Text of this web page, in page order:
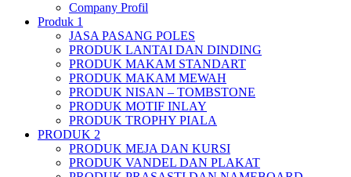
Company Profil
Produk 1
JASA PASANG POLES
PRODUK LANTAI DAN DINDING
PRODUK MAKAM STANDART
PRODUK MAKAM MEWAH
PRODUK NISAN – TOMBSTONE
PRODUK MOTIF INLAY
PRODUK TROPHY PIALA
PRODUK 2
PRODUK MEJA DAN KURSI
PRODUK VANDEL DAN PLAKAT